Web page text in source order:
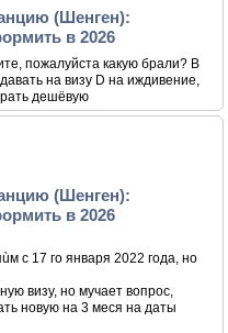
(Шенген):
в 2026
пожалуйста какую брали? В
на визу D на иждивение,
дешёвую
(Шенген):
в 2026
с 17 го января 2022 года, но
визу, но мучает вопрос,
новую на 3 меся на даты